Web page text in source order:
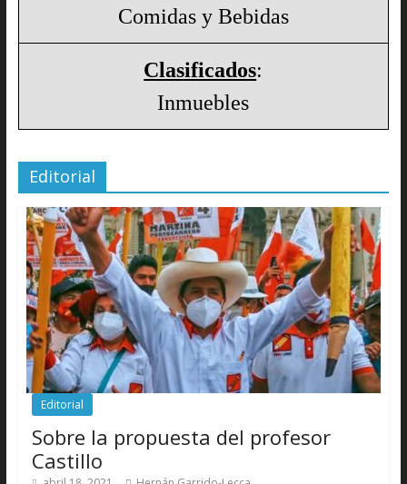
Comidas y Bebidas
Clasificados:
Inmuebles
Editorial
Editorial
Sobre la propuesta del profesor
Castillo